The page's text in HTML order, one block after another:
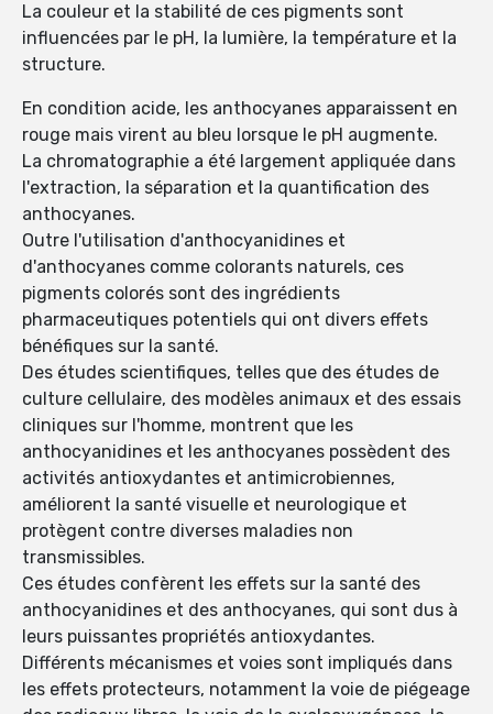
La couleur et la stabilité de ces pigments sont
influencées par le pH, la lumière, la température et la
structure.
En condition acide, les anthocyanes apparaissent en
rouge mais virent au bleu lorsque le pH augmente.
La chromatographie a été largement appliquée dans
l'extraction, la séparation et la quantification des
anthocyanes.
Outre l'utilisation d'anthocyanidines et
d'anthocyanes comme colorants naturels, ces
pigments colorés sont des ingrédients
pharmaceutiques potentiels qui ont divers effets
bénéfiques sur la santé.
Des études scientifiques, telles que des études de
culture cellulaire, des modèles animaux et des essais
cliniques sur l'homme, montrent que les
anthocyanidines et les anthocyanes possèdent des
activités antioxydantes et antimicrobiennes,
améliorent la santé visuelle et neurologique et
protègent contre diverses maladies non
transmissibles.
Ces études confèrent les effets sur la santé des
anthocyanidines et des anthocyanes, qui sont dus à
leurs puissantes propriétés antioxydantes.
Différents mécanismes et voies sont impliqués dans
les effets protecteurs, notamment la voie de piégeage